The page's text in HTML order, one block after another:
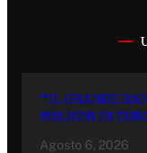
“IL GRANDE
MILIONI DI
Agosto 6, 2026